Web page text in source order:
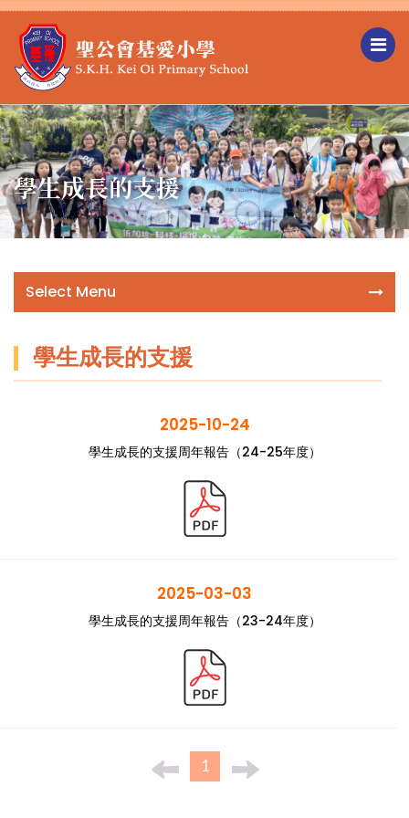
學生成長的支援
Select Menu
學生成長的支援
2025-10-24
學生成長的支援周年報告（24-25年度）
2025-03-03
學生成長的支援周年報告（23-24年度）
1